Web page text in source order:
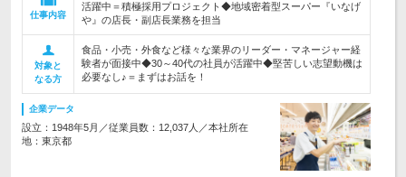
仕事内容
活躍中＝積極採用プロジェクト◆地域密着型スーパー『いなげ
や』の店長・副店長業務を担当
対象と
なる方
食品・小売・外食など様々な業界のリーダー・マネージャー経
験者が面接中◆30～40代の社員が活躍中◆堅苦しい志望動機は
必要なし♪＝まずはお話を！
企業データ
設立：1948年5月／従業員数：12,037人／本社所在
地：東京都